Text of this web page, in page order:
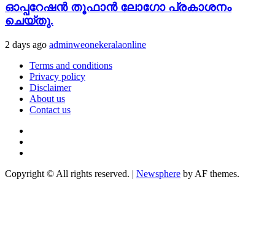
ഓപ്പറേഷൻ തൂഫാൻ ലോഗോ പ്രകാശനം
ചെയ്തു.
2 days ago adminweonekeralaonline
Terms and conditions
Privacy policy
Disclaimer
About us
Contact us
Copyright © All rights reserved. | Newsphere by AF themes.